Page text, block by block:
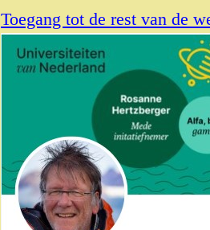
Toegang tot de rest van de